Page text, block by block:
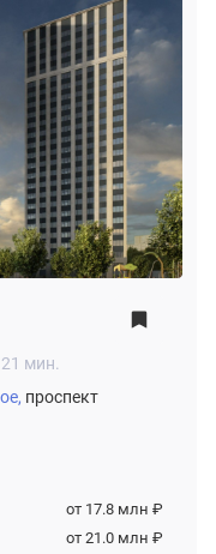
21 мин.
проспект
от 17.8 млн ₽
от 21.0 млн ₽